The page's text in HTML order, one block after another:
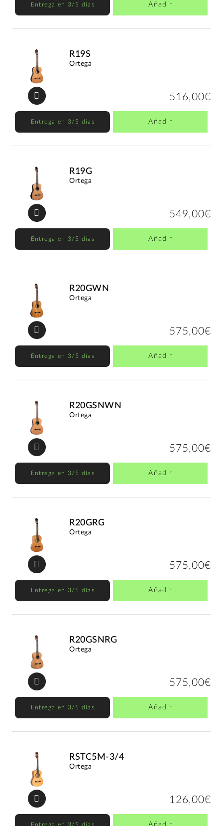
Entrega en 3/5 días Añadir
R19S
Ortega
516,00€
Entrega en 3/5 días Añadir
R19G
Ortega
549,00€
Entrega en 3/5 días Añadir
R20GWN
Ortega
575,00€
Entrega en 3/5 días Añadir
R20GSNWN
Ortega
575,00€
Entrega en 3/5 días Añadir
R20GRG
Ortega
575,00€
Entrega en 3/5 días Añadir
R20GSNRG
Ortega
575,00€
Entrega en 3/5 días Añadir
RSTC5M-3/4
Ortega
126,00€
Entrega en 3/5 días Añadir